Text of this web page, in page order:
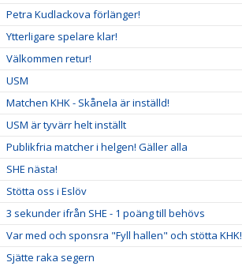
Petra Kudlackova förlänger!
Ytterligare spelare klar!
Välkommen retur!
USM
Matchen KHK - Skånela är inställd!
USM är tyvärr helt inställt
Publikfria matcher i helgen! Gäller alla
SHE nästa!
Stötta oss i Eslöv
3 sekunder ifrån SHE - 1 poäng till behövs
Var med och sponsra "Fyll hallen" och stötta KHK!
Sjätte raka segern